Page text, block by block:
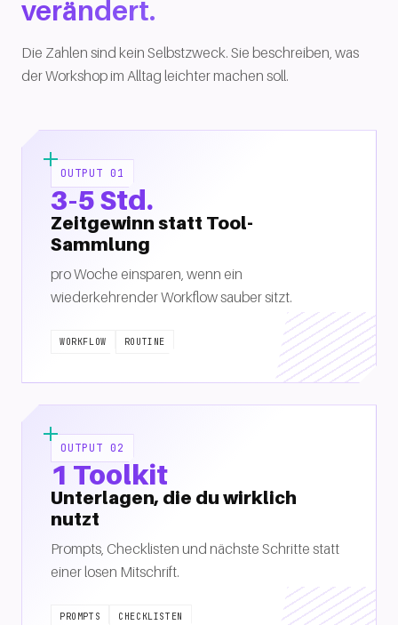
verändert.
Die Zahlen sind kein Selbstzweck. Sie beschreiben, was
der Workshop im Alltag leichter machen soll.
OUTPUT 01
3-5 Std.
Zeitgewinn statt Tool-
Sammlung
pro Woche einsparen, wenn ein
wiederkehrender Workflow sauber sitzt.
WORKFLOW ROUTINE
OUTPUT 02
1 Toolkit
Unterlagen, die du wirklich
nutzt
Prompts, Checklisten und nächste Schritte statt
einer losen Mitschrift.
PROMPTS CHECKLISTEN